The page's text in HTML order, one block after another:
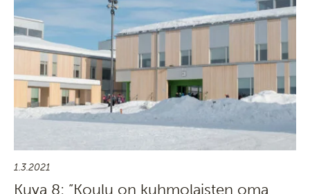
1.3.2021
Kuva 8: ”Koulu on kuhmolaisten oma